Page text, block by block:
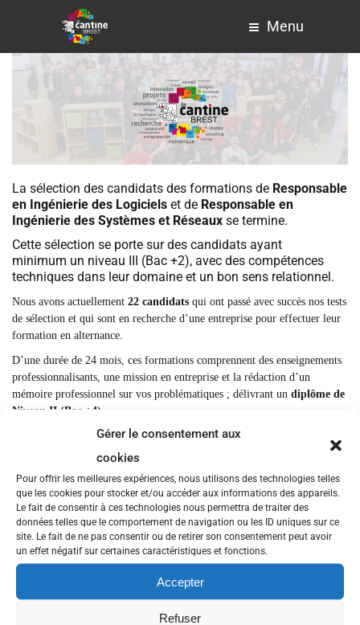
Gérer le consentement aux
cookies
Pour offrir les meilleures expériences, nous utilisons des technologies telles
que les cookies pour stocker et/ou accéder aux informations des appareils.
Le fait de consentir à ces technologies nous permettra de traiter des
données telles que le comportement de navigation ou les ID uniques sur ce
site. Le fait de ne pas consentir ou de retirer son consentement peut avoir
un effet négatif sur certaines caractéristiques et fonctions.
Accepter
Refuser
Menu
La sélection des candidats des formations de Responsable
en Ingénierie des Logiciels et de Responsable en
Ingénierie des Systèmes et Réseaux se termine.
Cette sélection se porte sur des candidats ayant
minimum un niveau III (Bac +2), avec des compétences
techniques dans leur domaine et un bon sens relationnel.
Nous avons actuellement 22 candidats qui ont passé avec succès nos tests
de sélection et qui sont en recherche d’une entreprise pour effectuer leur
formation en alternance.
D’une durée de 24 mois, ces formations comprennent des enseignements
professionnalisants, une mission en entreprise et la rédaction d’un
mémoire professionnel sur vos problématiques ; délivrant un diplôme de
Niveau II (Bac +4).
Vous trouverez ci-dessous un lien vers leursMini-CV
présentation de la formation
Découvrez la formation Responsable en Ingénierie des Logiciels
Consultez les Mini-CV des candidats en Ingénierie des Logiciels
Découvrez la formation Responsable en Ingénierie des Systèmes et
Réseaux